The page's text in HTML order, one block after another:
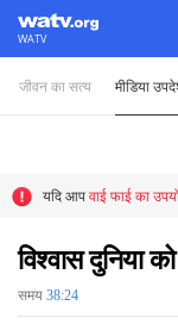
WATV
World Mission Society Church of
जीवन का सत्य मीडिया
यदि आपवाई फाई का
विश्वास दुनिया
समय 38:24